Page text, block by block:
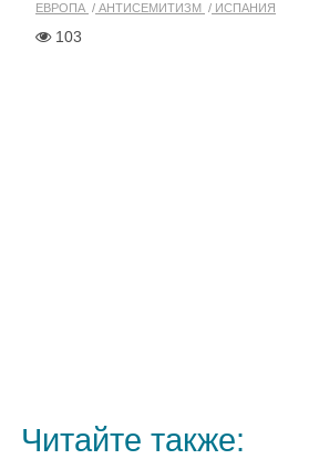
ЕВРОПА АНТИСЕМИТИЗМ ИСПАНИЯ
103
Читайте также: